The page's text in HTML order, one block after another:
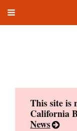
Toggle
This site is
California
News